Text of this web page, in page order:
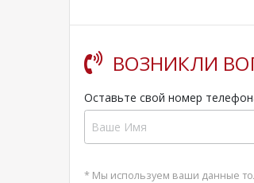
ВОЗНИКЛИ
Оставьте свой номер
* Мы используем ваши данные